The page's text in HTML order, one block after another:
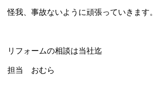
怪我、事故ないように頑張っていきます。
リフォームの相談は当社迄
担当 おむら